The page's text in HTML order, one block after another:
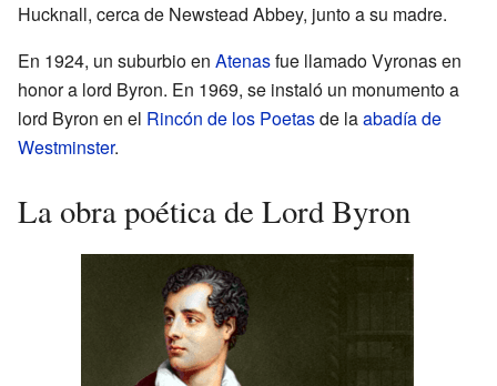
Hucknall, cerca de Newstead Abbey, junto a su madre.
En 1924, un suburbio en Atenasfue llamado Vyronas en
honor a lord Byron. En 1969, se instaló un monumento a
lord Byron en el Rincón de los Poetasde laabadía de
Westminster.
La obra poética de Lord Byron